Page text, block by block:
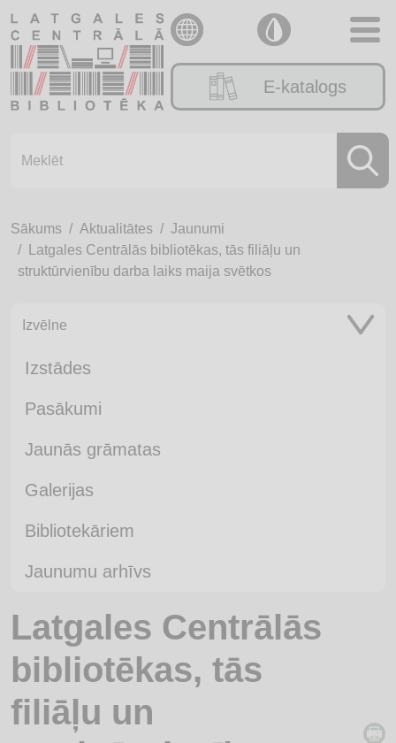
E-katalogs
Sākums Aktualitātes
Jaunumi
Latgales Centrālās bibliotēkas, tās filiāļu un
struktūrvienību darba laiks maija svētkos
Izvēlne
Izstādes
Pasākumi
Jaunās grāmatas
Galerijas
Bibliotekāriem
Jaunumu arhīvs
Latgales Centrālās
bibliotēkas, tās
filiāļu un